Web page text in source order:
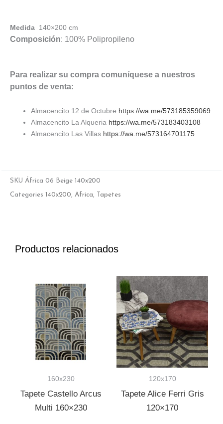
Medida 140×200 cm
Composición: 100% Polipropileno
Para realizar su compra comuníquese a nuestros
puntos de venta:
Almacencito 12 de Octubre https://wa.me/573185359069
Almacencito La Alqueria https://wa.me/573183403108
Almacencito Las Villas https://wa.me/573164701175
SKU África 06 Beige 140x200
Categories 140x200 Africa Tapetes
Productos relacionados
160x230
Tapete Castello Arcus
Multi 160×230
120x170
Tapete Alice Ferri Gris
120×170